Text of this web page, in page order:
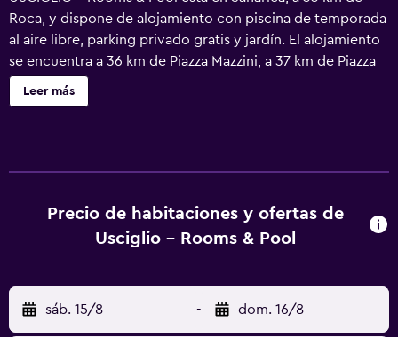
Roca, y dispone de alojamiento con piscina de temporada
al aire libre, parking privado gratis y jardín. El alojamiento
se encuentra a 36 km de Piazza Mazzini, a 37 km de Piazza
Sant'Oronzo y a 16 km de Gruta de Zinzulusa. Las
habitaciones tienen aire acondicionado, vistas a la piscina,
a 21 km del alojamiento, y Otranto Porto está a 22 km. El
aeropuerto (Aeropuerto de Apulia) está a 77 km, y el
Leer más
Precio de habitaciones y ofertas de
Usciglio - Rooms & Pool
sáb. 15/8 - dom. 16/8